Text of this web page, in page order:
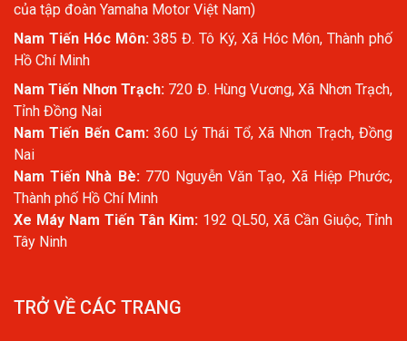
của tập đoàn Yamaha Motor Việt Nam)
Nam Tiến Hóc Môn:385 Đ. Tô Ký, Xã Hóc Môn, Thành phố
Hồ Chí Minh
Nam Tiến Nhơn Trạch:720 Đ. Hùng Vương, Xã Nhơn Trạch,
Tỉnh Đồng Nai
Nam Tiến Bến Cam: 360 Lý Thái Tổ, Xã Nhơn Trạch, Đồng
Nai
Nam Tiến Nhà Bè: 770 Nguyễn Văn Tạo, Xã Hiệp Phước,
Thành phố Hồ Chí Minh
Xe Máy Nam Tiến Tân Kim: 192 QL50, Xã Cần Giuộc, Tỉnh
Tây Ninh
TRỞ VỀ CÁC TRANG